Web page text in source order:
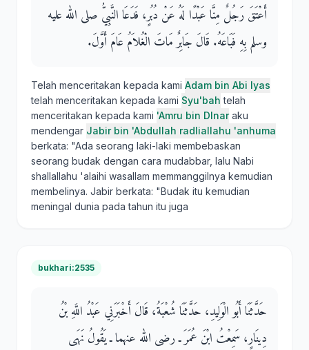
أَعْتَقَ رَجُلٌ مِنَّا عَبْدًا لَهُ عَنْ دُبُرٍ، فَدَعَا النَّبِيُّ صلى الله عليه
وسلم بِهِ فَبَاعَهُ‏.‏ قَالَ جَابِرٌ مَاتَ الْغُلاَمُ عَامَ أَوَّلَ‏.‏
Telah menceritakan kepada kami Adam bin Abi Iyas
telah menceritakan kepada kami Syu'bah telah
menceritakan kepada kami 'Amru bin DInaraku
mendengar Jabir bin 'Abdullah radliallahu 'anhuma
berkata: "Ada seorang laki-laki membebaskan
seorang budak dengan cara mudabbar, lalu Nabi
shallallahu 'alaihi wasallam memmanggilnya kemudian
membelinya. Jabir berkata: "Budak itu kemudian
meningal dunia pada tahun itu juga
bukhari:2535
حَدَّثَنَا أَبُو الْوَلِيدِ، حَدَّثَنَا شُعْبَةُ، قَالَ أَخْبَرَنِي عَبْدُ اللَّهِ بْنُ
دِينَارٍ، سَمِعْتُ ابْنَ عُمَرَ ـ رضى الله عنهما ـ يَقُولُ نَهَى